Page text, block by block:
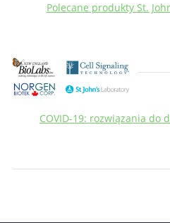
Polecane produkty St.
COVID-19: rozwiązania do